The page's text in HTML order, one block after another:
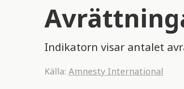
Indikatorn visar antalet
Källa: Amnesty International